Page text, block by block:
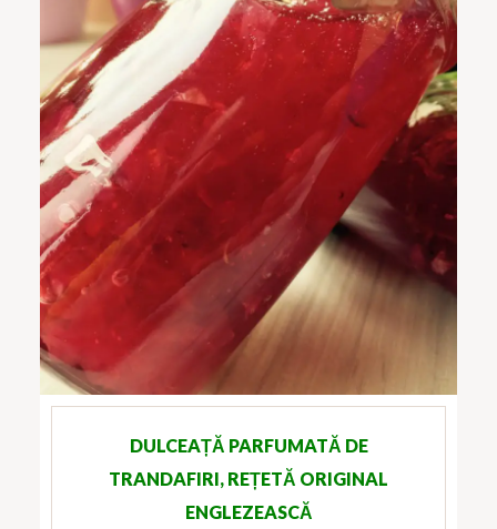
DULCEAȚĂ PARFUMATĂ DE
TRANDAFIRI, REȚETĂ ORIGINAL
ENGLEZEASCĂ